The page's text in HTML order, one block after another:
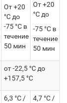
От +20
°С до
-75 °С в
течение
50 мин
От +20
°С до
-75 °С в
течение
50 мин
от -22,5 °C до
+157,5 °C
6,3 °C /
4,7 °C /